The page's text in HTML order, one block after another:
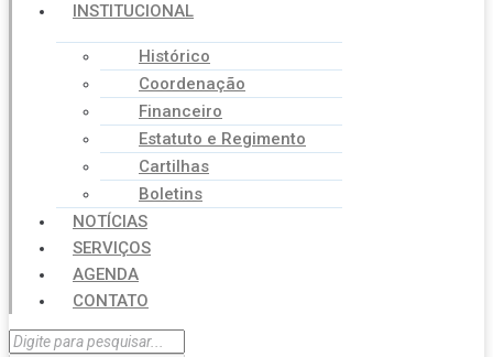
INSTITUCIONAL
Histórico
Coordenação
Financeiro
Estatuto e Regimento
Cartilhas
Boletins
NOTÍCIAS
SERVIÇOS
AGENDA
CONTATO